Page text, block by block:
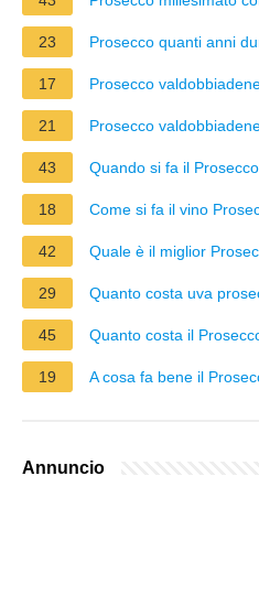
23 Prosecco quanti anni
17 Prosecco
21 Prosecco
43 Quando si fa il
18 Come si fa il vino
42 Quale è il miglior
29 Quanto costa uva
45 Quanto costa il
19 A cosa fa bene il
Annuncio